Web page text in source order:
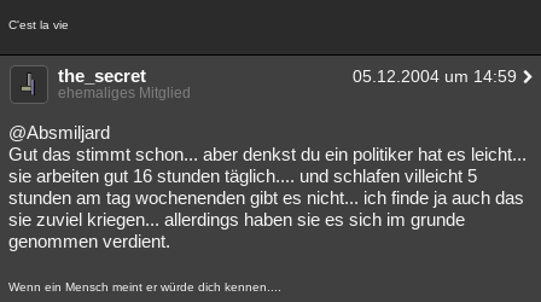
C'est la vie
the_secret 05.12.2004 um 14:59
ehemaliges Mitglied
@Absmiljard
Gut das stimmt schon... aber denkst du ein politiker hat es leicht...
sie arbeiten gut 16 stunden täglich.... und schlafen villeicht 5
stunden am tag wochenenden gibt es nicht... ich finde ja auch das
sie zuviel kriegen... allerdings haben sie es sich im grunde
genommen verdient.
Wenn ein Mensch meint er würde dich kennen....